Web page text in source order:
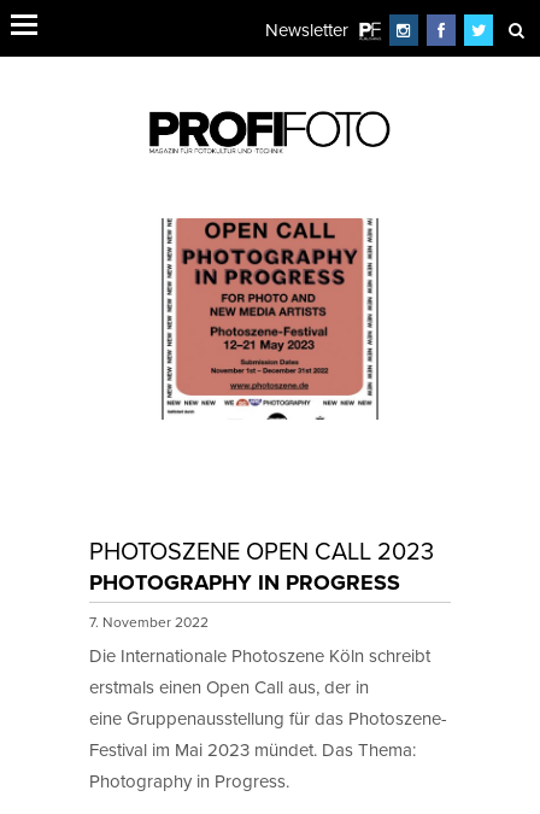
Newsletter
PHOTOSZENE OPEN CALL 2023
PHOTOGRAPHY IN PROGRESS
7. November 2022
Die Internationale Photoszene Köln schreibt
erstmals einen Open Call aus, der in
eine Gruppenausstellung für das Photoszene-
Festival im Mai 2023 mündet. Das Thema:
Photography in Progress.